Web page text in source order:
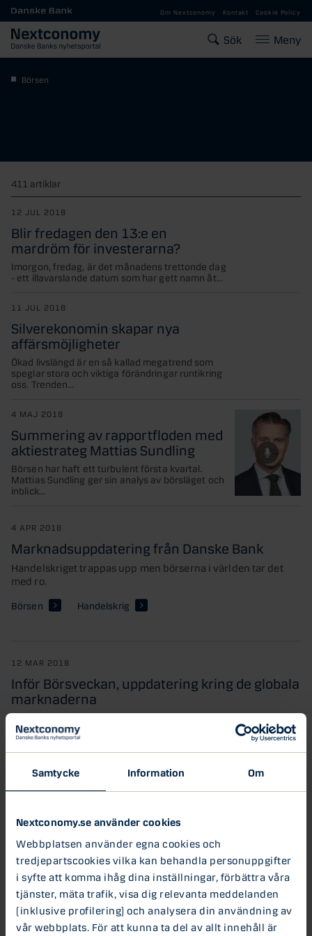
Samtycke Information Om
Nextconomy.se använder cookies
Webbplatsen använder egna cookies och
tredjepartscookies vilka kan behandla personuppgifter
i syfte att komma ihåg dina inställningar, förbättra våra
tjänster, mäta trafik, visa dig relevanta meddelanden
(inklusive profilering) och analysera din användning av
vår webbplats. För att kunna ta del av allt innehåll är
Gå till huvudinnehåll
Om Nextconomy Kontakt Cookie Policy
Sök Meny
Börsen
411 artiklar
12 JUL 2018
Blir fredagen den 13:e en
mardröm för investerarna?
Imorgon, fredag, är det månadens trettonde dag
- ett illavarslande datum som har gett namn åt...
11 JUL 2018
Silverekonomin skapar nya
affärsmöjligheter
Ökad livslängd är en så kallad megatrend som
speglar stora och viktiga förändringar runtikring
oss. Trenden...
4 MAJ 2018
Summering av rapportfloden med
aktiestrateg Mattias Sundling
Börsen har haft ett turbulent första kvartal.
Mattias Sundling ger sin analys av börsläget och
inblick...
4 APR 2018
Marknadsuppdatering från Danske Bank
Handelskriget trappas upp men börserna i världen tar det
med ro.
Börsen Handelskrig
12 MAR 2018
Inför Börsveckan, uppdatering kring de globala
marknaderna
Veckan bjuder på Mäklarstatistik från Valueguard och USAs
börser avslutade på dur - nu är frågan...
Aktier Boende
Vad har vi lärt oss av
korrigeringen?
En korrigering på börsen är egentligen bara ett
problem om du fattar fel beslut, säger
chefsstrateg...
16 FEB 2018
Ökad risk eller köpläge på Börsen,